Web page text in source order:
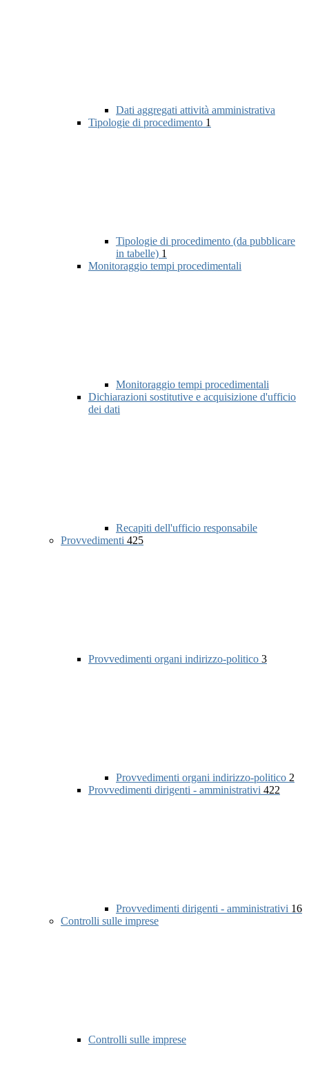
Dati aggregati attività amministrativa
Tipologie di procedimento 1
Tipologie di procedimento (da pubblicare
in tabelle) 1
Monitoraggio tempi procedimentali
Monitoraggio tempi procedimentali
Dichiarazioni sostitutive e acquisizione d'ufficio
dei dati
Recapiti dell'ufficio responsabile
Provvedimenti 425
Provvedimenti organi indirizzo-politico 3
Provvedimenti organi indirizzo-politico 2
Provvedimenti dirigenti - amministrativi 422
Provvedimenti dirigenti - amministrativi 16
Controlli sulle imprese
Controlli sulle imprese